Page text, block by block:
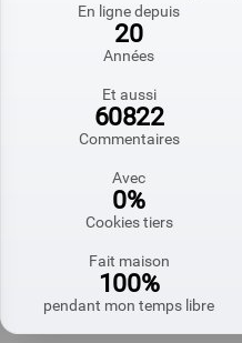
En ligne depuis
20
Années
Et aussi
60822
Commentaires
Avec
0%
Cookies tiers
Fait maison
100%
pendant mon temps libre